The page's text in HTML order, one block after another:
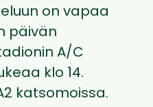
on vapaa
päivän
A/C
klo 14.
katsomoissa.